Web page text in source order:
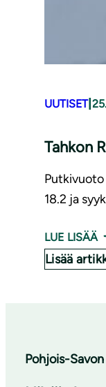
UUTISET|
Tahkon
Putkivuoto
18.2 ja
LUE LISÄÄ
Lisää
Pohjois-